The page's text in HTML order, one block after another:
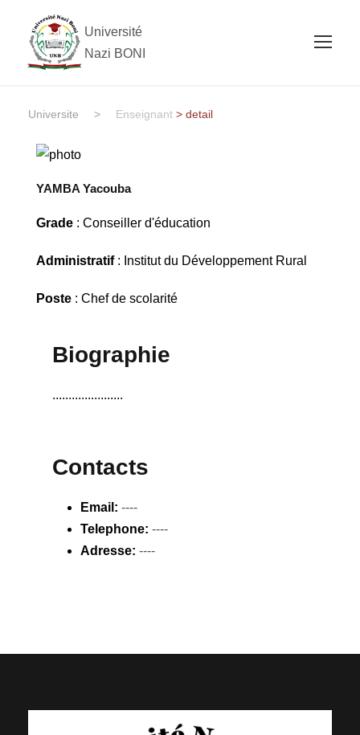
Université
Nazi BONI
Universite > Enseignant > detail
YAMBA Yacouba
Grade: Conseiller d'éducation
Administratif : Institut du Développement Rural
Poste: Chef de scolarité
Biographie
......................
Contacts
Email: ----
Telephone: ----
Adresse: ----